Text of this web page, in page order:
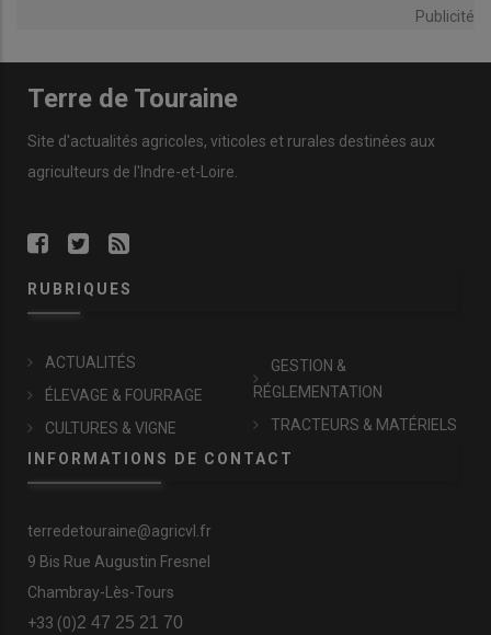
Publicité
Terre de Touraine
Site d'actualités agricoles, viticoles et rurales destinées aux
agriculteurs de l'Indre-et-Loire.
RUBRIQUES
ACTUALITÉS
ÉLEVAGE & FOURRAGE
CULTURES & VIGNE
GESTION &
RÉGLEMENTATION
TRACTEURS & MATÉRIELS
INFORMATIONS DE CONTACT
terredetouraine@agricvl.fr
9 Bis Rue Augustin Fresnel
Chambray-Lès-Tours
+33 (0)2 47 25 21 70